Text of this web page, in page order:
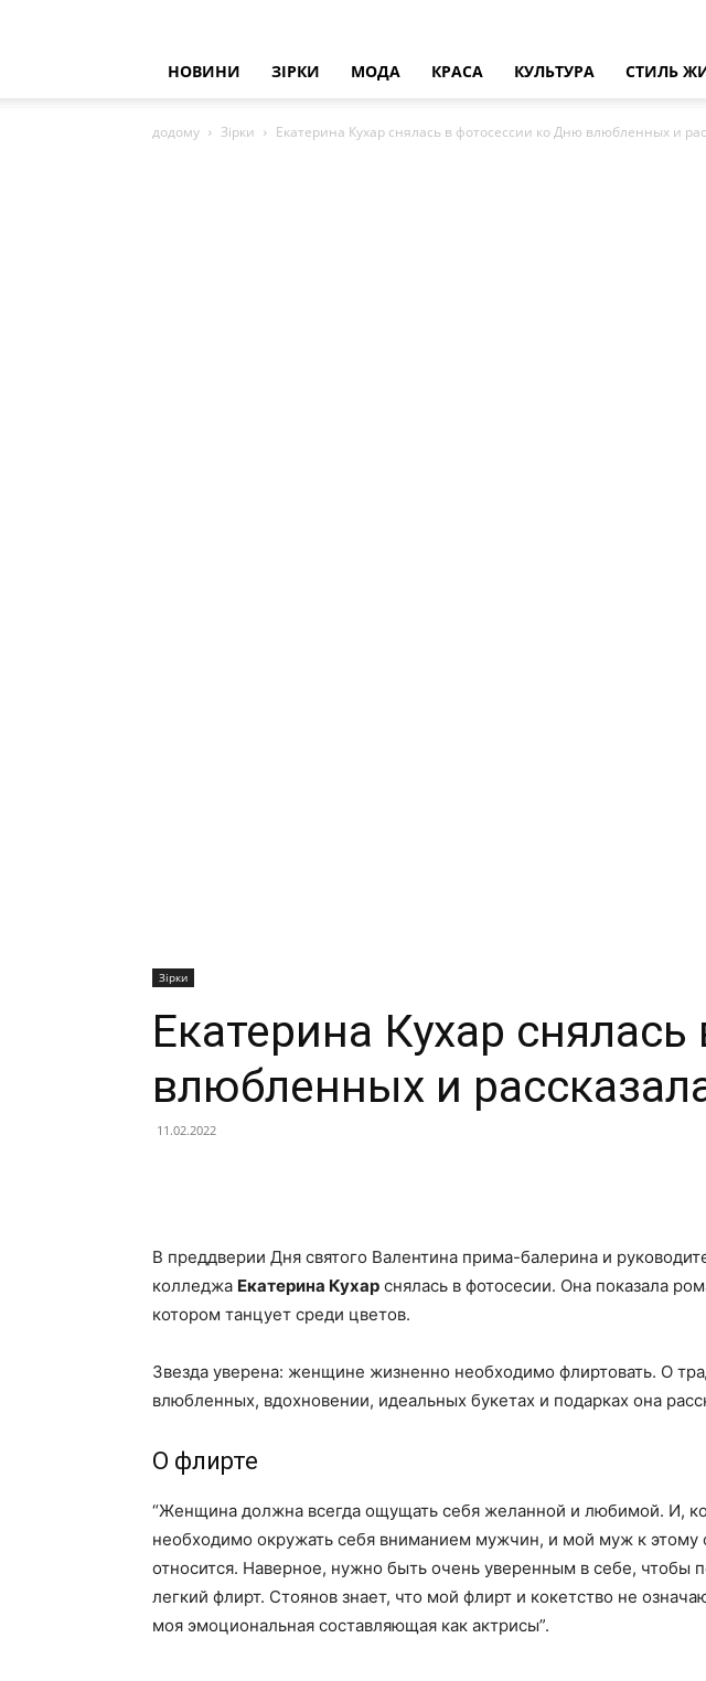
НОВИНИ ЗІРКИ МОДА КРАСА КУЛЬТУРА СТИЛЬ
додому Зірки Екатерина Кухар снялась в фотосессии ко Дню влюбленных и
Зірки
Екатерина Кухар
влюбленных и
11.02.2022
В преддверии Дня святого Валентина прима-балерина и
колледжа Екатерина Кухар снялась в фотосесии. Она показала
котором танцует среди цветов.
Звезда уверена: женщине жизненно необходимо флиртовать. О
влюбленных, вдохновении, идеальных букетах и подарках она
О флирте
“Женщина должна всегда ощущать себя желанной и любимой. И,
необходимо окружать себя вниманием мужчин, и мой муж к этому
относится. Наверное, нужно быть очень уверенным в себе, чтобы
легкий флирт. Стоянов знает, что мой флирт и кокетство не
моя эмоциональная составляющая как актрисы”.